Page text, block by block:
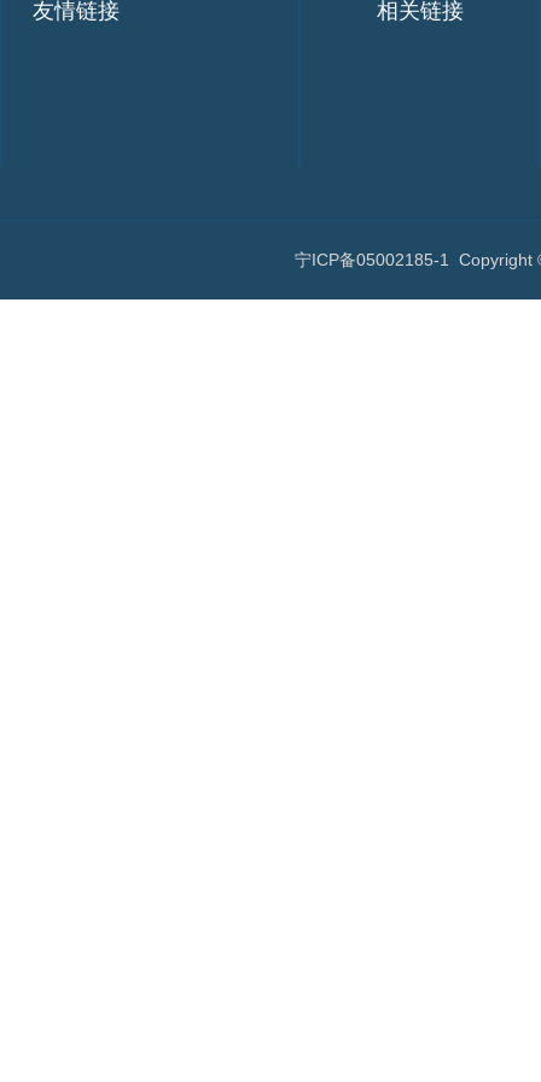
友情链接 相关链接
宁ICP备05002185-1 Copyright